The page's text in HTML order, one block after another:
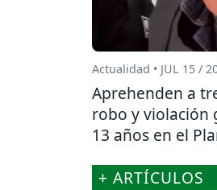
Actualidad • JUL 15 /
Aprehenden a
robo y violación
13 años en el
+ ARTÍCULOS